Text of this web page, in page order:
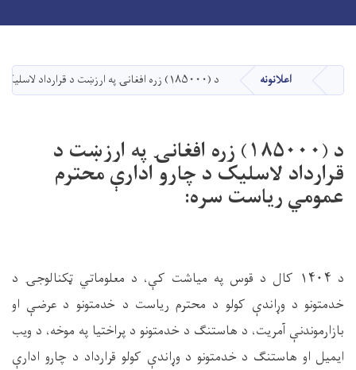
main
content
کورپاڼه
اعلانونه د (۱۸۵۰۰۰) زره افغانۍ په ارزښت د قرارداد لاسلیک د چارو ادارې محترم عمومي ریاست سره:
د (۱۸۵۰۰۰) زره افغانۍ په ارزښت د
قرارداد لاسلیک د چارو ادارې محترم
عمومي ریاست سره:
د ۱۴۰۴ کال د قوس په میاشت کې، د معلوماتي ټکنالوجۍ د
خدمتونو د وړاندې کولو د محترم ریاست د خدمتونو د عرضې او
بازارموندنې آمریت، د هاستنګ د خدمتونو د پراختیا په موخه، د ویب
ایمیل او هاستنګ د خدمتونو د وړاندې کولو قرارداد د چارو ادارې